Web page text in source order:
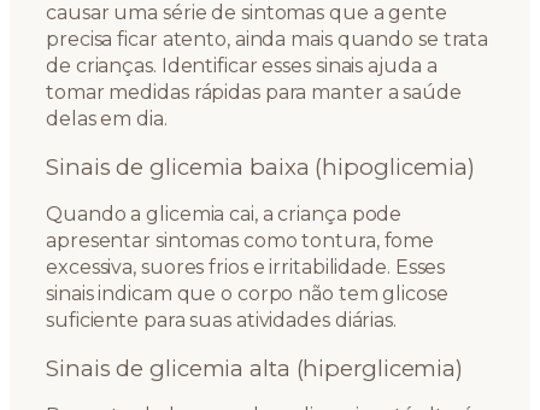
causar uma série de sintomas que a gente
precisa ficar atento, ainda mais quando se trata
de crianças. Identificar esses sinais ajuda a
tomar medidas rápidas para manter a saúde
delas em dia.
Sinais de glicemia baixa (hipoglicemia)
Quando a glicemia cai, a criança pode
apresentar sintomas como tontura, fome
excessiva, suores frios e irritabilidade. Esses
sinais indicam que o corpo não tem glicose
suficiente para suas atividades diárias.
Sinais de glicemia alta (hiperglicemia)